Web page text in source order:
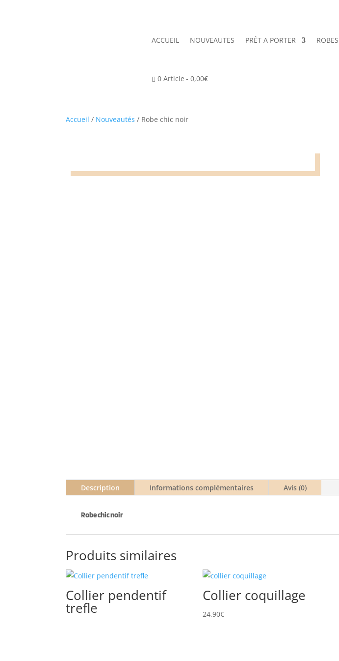
ACCUEIL NOUVEAUTES PRÊT A PORTER ROBES
0 Article 0,00€
Accueil / Nouveautés / Robe chic noir
Description Informations complémentaires Avis (0)
Robe chic noir
Produits similaires
Collier pendentif
trefle
Collier coquillage
24,90€